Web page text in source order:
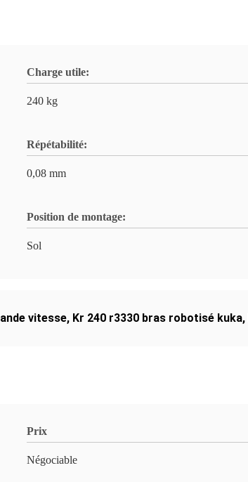
Charge utile:
240 kg
Répétabilité:
0,08 mm
Position de montage:
Sol
vitesse, Kr 240 r3330 bras robotisé kuka,
Prix
Négociable